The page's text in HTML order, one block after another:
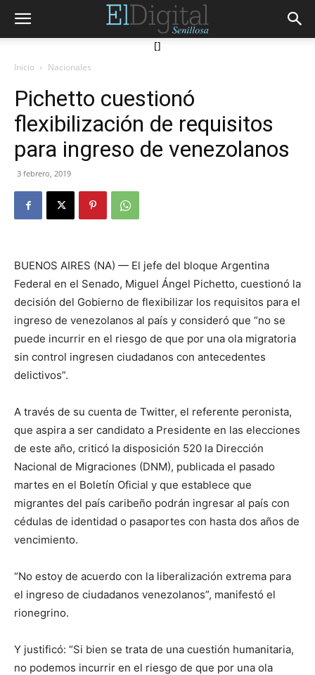
[]
Inicio Nacionales
Pichetto cuestionó
flexibilización de requisitos
para ingreso de venezolanos
3 febrero, 2019
BUENOS AIRES (NA) — El jefe del bloque Argentina
Federal en el Senado, Miguel Ángel Pichetto, cuestionó la
decisión del Gobierno de flexibilizar los requisitos para el
ingreso de venezolanos al país y consideró que “no se
puede incurrir en el riesgo de que por una ola migratoria
sin control ingresen ciudadanos con antecedentes
delictivos”.
A través de su cuenta de Twitter, el referente peronista,
que aspira a ser candidato a Presidente en las elecciones
de este año, criticó la disposición 520 la Dirección
Nacional de Migraciones (DNM), publicada el pasado
martes en el Boletín Oficial y que establece que
migrantes del país caribeño podrán ingresar al país con
cédulas de identidad o pasaportes con hasta dos años de
vencimiento.
“No estoy de acuerdo con la liberalización extrema para
el ingreso de ciudadanos venezolanos”, manifestó el
rionegrino.
Y justificó: “Si bien se trata de una cuestión humanitaria,
no podemos incurrir en el riesgo de que por una ola